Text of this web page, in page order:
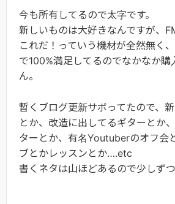
今も所有してるので太字です。
新しいものは大好きなんですが、
これだ！っていう機材が全然無く
で100%満足してるのでなかなか購
ん。
暫くブログ更新サボってたので、
とか、改造に出してるギターとか
ターとか、有名Youtuberのオフ会
ブとかレッスンとか….etc
書くネタは山ほどあるので少しずつ